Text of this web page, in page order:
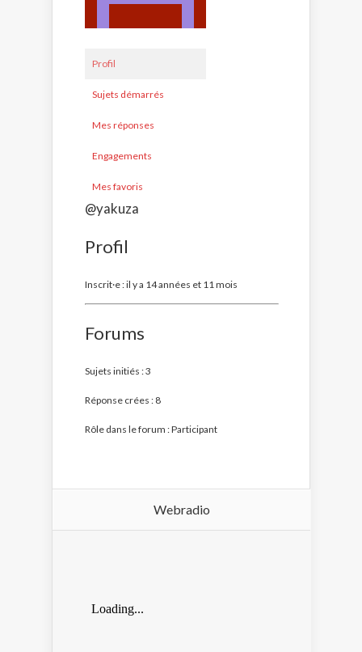
Profil
Sujets démarrés
Mes réponses
Engagements
Mes favoris
@yakuza
Profil
Inscrit·e : il y a 14 années et 11 mois
Forums
Sujets initiés : 3
Réponse crées : 8
Rôle dans le forum : Participant
Webradio